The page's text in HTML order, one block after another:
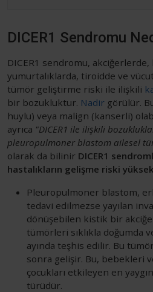
DICER1 Sendromu
DICER1 sendromu,
yumurtalıklarda, tiroidde ve
tümör geliştirme riski ile ilişkili
bir bozukluktur. Nadir görülür.
huylu) veya malign (kanserli)
ayrıca "DICER1 ile ilişkili
pleuropulmoner blastom ailesel
olarak da bilinir DICER1
hastalıkların gelişme riski
Pleuropulmoner blastom,
tedavi edilmezse yayılan
dönüşebilen kistik bir
tümörleri sıklıkla doğumda
ayında teşhis edilir. Bu
sonra gelişir. Bu, bebekleri
çocukları etkileyen en
türüdür.